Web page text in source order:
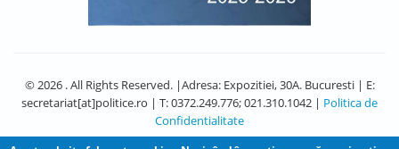
© 2026 . All Rights Reserved. |Adresa: Expozitiei, 30A. Bucuresti | E:
secretariat[at]politice.ro | T: 0372.249.776; 021.310.1042 | Politica de
Confidentialitate